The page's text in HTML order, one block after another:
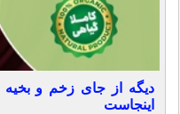
دیگه از جای زخم و
اینجاست